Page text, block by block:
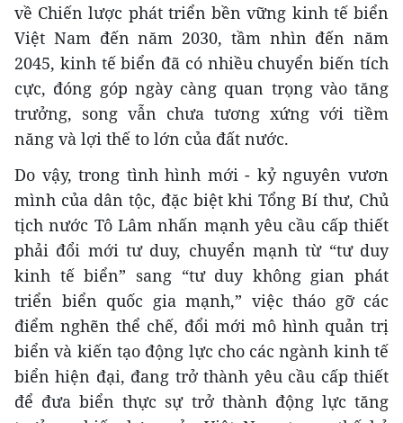
về Chiến lược phát triển bền vững kinh tế biển
Việt Nam đến năm 2030, tầm nhìn đến năm
2045, kinh tế biển đã có nhiều chuyển biến tích
cực, đóng góp ngày càng quan trọng vào tăng
trưởng, song vẫn chưa tương xứng với tiềm
năng và lợi thế to lớn của đất nước.
Do vậy, trong tình hình mới - kỷ nguyên vươn
mình của dân tộc, đặc biệt khi Tổng Bí thư, Chủ
tịch nước Tô Lâm nhấn mạnh yêu cầu cấp thiết
phải đổi mới tư duy, chuyển mạnh từ “tư duy
kinh tế biển” sang “tư duy không gian phát
triển biển quốc gia mạnh,” việc tháo gỡ các
điểm nghẽn thể chế, đổi mới mô hình quản trị
biển và kiến tạo động lực cho các ngành kinh tế
biển hiện đại, đang trở thành yêu cầu cấp thiết
để đưa biển thực sự trở thành động lực tăng